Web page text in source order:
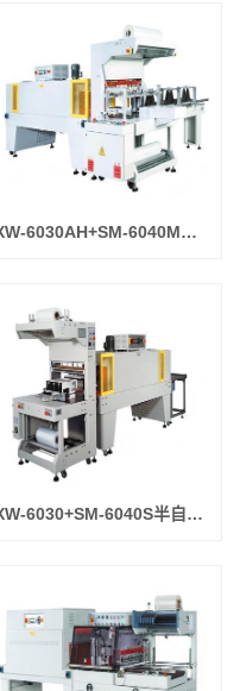
XW-6030AH+SM-6040M全自动袖口式（无底托）封切机
XW-6030+SM-6040S半自动袖口式封口收缩机